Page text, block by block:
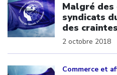
Malgré
syndicats
des
2 octobre 2018
Commerce et